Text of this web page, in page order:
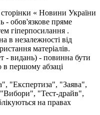
сторінки « Новини України
- обов'язкове пряме
гіперпосилання .
в незалежності від
матеріалів.
- видань) - повинна бути
в першому абзаці
"Експертиза", "Заява",
"Тест-драйв",
на правах